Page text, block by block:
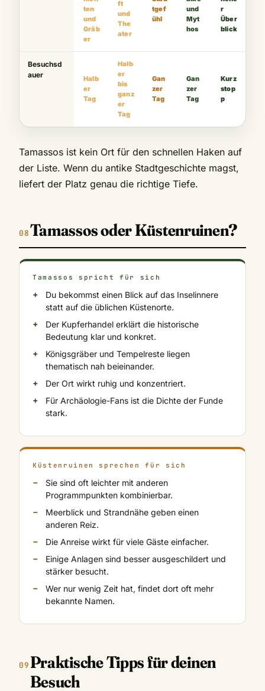
ten
und
Gräb
er
ft
und
The
ater
tgef
ühl
und
Myt
hos
r
Über
blick
Besuchsd
auer
Halb
er
Tag
Halb
er
bis
ganz
er
Tag
Gan
zer
Tag
Gan
zer
Tag
Kurz
stop
p
Tamassos ist kein Ort für den schnellen Haken auf
der Liste. Wenn du antike Stadtgeschichte magst,
liefert der Platz genau die richtige Tiefe.
Tamassos oder Küstenruinen?
Tamassos spricht für sich
Du bekommst einen Blick auf das Inselinnere
statt auf die üblichen Küstenorte.
Der Kupferhandel erklärt die historische
Bedeutung klar und konkret.
Königsgräber und Tempelreste liegen
thematisch nah beieinander.
Der Ort wirkt ruhig und konzentriert.
Für Archäologie-Fans ist die Dichte der Funde
stark.
Küstenruinen sprechen für sich
Sie sind oft leichter mit anderen
Programmpunkten kombinierbar.
Meerblick und Strandnähe geben einen
anderen Reiz.
Die Anreise wirkt für viele Gäste einfacher.
Einige Anlagen sind besser ausgeschildert und
stärker besucht.
Wer nur wenig Zeit hat, findet dort oft mehr
bekannte Namen.
Praktische Tipps für deinen
Besuch